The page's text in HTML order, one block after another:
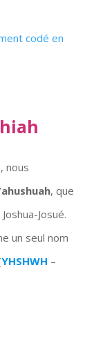
codé en
nous
, que
Josué.
un seul nom
YHSHWH –